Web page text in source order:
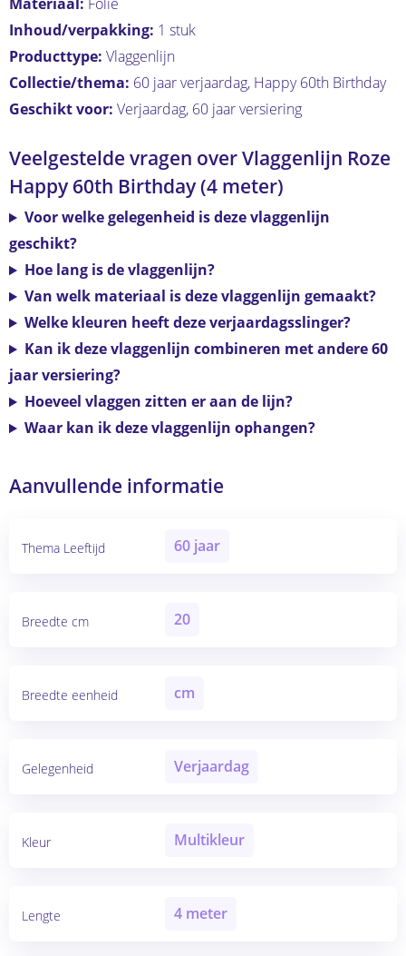
Inhoud/verpakking: 1 stuk
Producttype: Vlaggenlijn
Collectie/thema: 60 jaar verjaardag, Happy 60th Birthday
Geschikt voor: Verjaardag, 60 jaar versiering
Veelgestelde vragen over Vlaggenlijn Roze
Happy 60th Birthday (4 meter)
Voor welke gelegenheid is deze vlaggenlijn
geschikt?
Hoe lang is de vlaggenlijn?
Van welk materiaal is deze vlaggenlijn gemaakt?
Welke kleuren heeft deze verjaardagsslinger?
Kan ik deze vlaggenlijn combineren met andere 60
jaar versiering?
Hoeveel vlaggen zitten er aan de lijn?
Waar kan ik deze vlaggenlijn ophangen?
Aanvullende informatie
Thema Leeftijd 60 jaar
Breedte cm 20
Breedte eenheid cm
Gelegenheid Verjaardag
Kleur Multikleur
Lengte 4 meter